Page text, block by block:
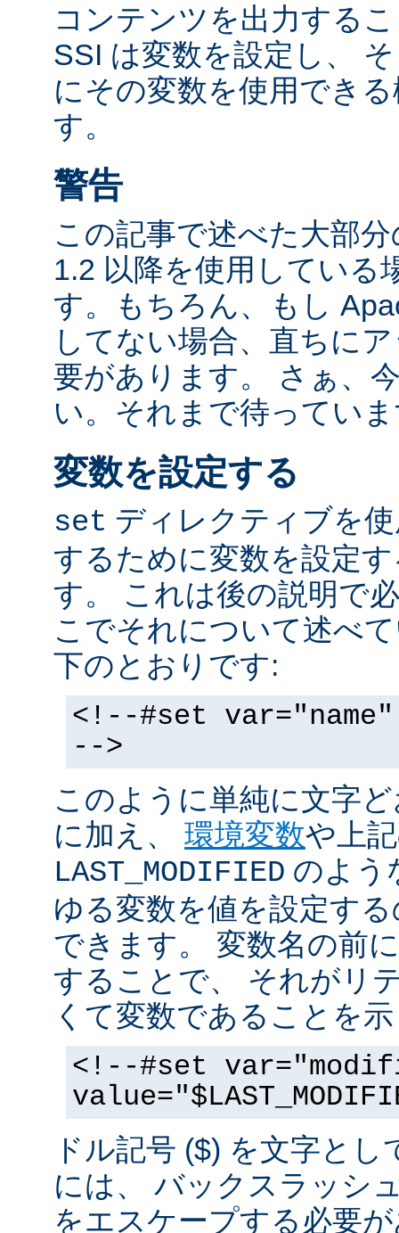
コンテンツを出力する
SSI は変数を設定し、
にその変数を使用でき
す。
警告
この記事で述べた大部
1.2 以降を使用している
す。もちろん、もし
してない場合、直ちに
要があります。 さぁ、
い。それまで待ってい
変数を設定する
set ディレクティブを
するために変数を設定
す。 これは後の説明で
こでそれについて述べ
下のとおりです:
<!--#set
-->
このように単純に文字
に加え、 環境変数や上
LAST_MODIFIED のよう
ゆる変数を値を設定す
できます。 変数名の前
することで、 それがリ
くて変数であることを
<!--#set
ドル記号 ($) を文字と
には、 バックスラッシ
をエスケープする必要